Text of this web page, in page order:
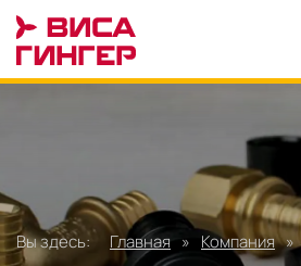
Вы здесь: Главная » Компания »